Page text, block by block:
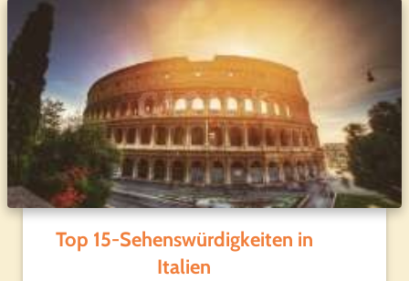
Top 15-Sehenswürdigkeiten in
Italien